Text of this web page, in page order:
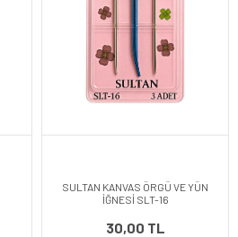
SULTAN KANVAS ÖRGÜ VE YÜN
İĞNESİ SLT-16
30,00 TL